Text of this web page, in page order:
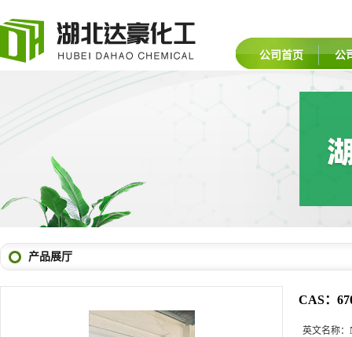
公司首页 公
产品展厅
CAS：
英文名称：